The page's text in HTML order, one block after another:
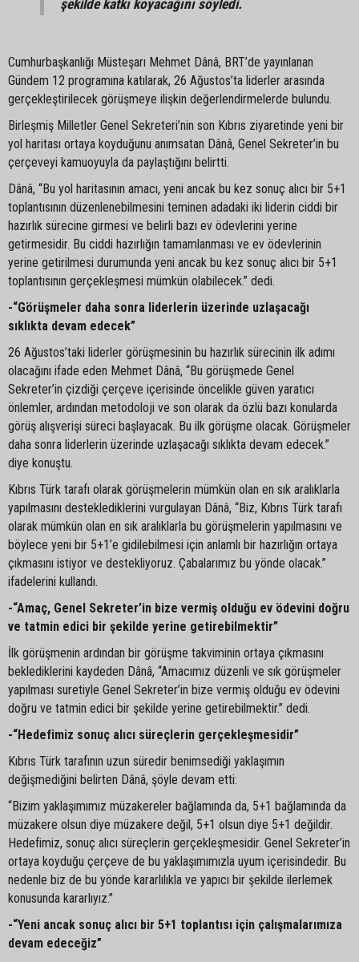
şekilde katkı koyacağını söyledi.
Cumhurbaşkanlığı Müsteşarı Mehmet Dânâ, BRT’de yayınlanan
Gündem 12 programına katılarak, 26 Ağustos’ta liderler arasında
gerçekleştirilecek görüşmeye ilişkin değerlendirmelerde bulundu.
Birleşmiş Milletler Genel Sekreteri’nin son Kıbrıs ziyaretinde yeni bir
yol haritası ortaya koyduğunu anımsatan Dânâ, Genel Sekreter’in bu
çerçeveyi kamuoyuyla da paylaştığını belirtti.
Dânâ, “Bu yol haritasının amacı, yeni ancak bu kez sonuç alıcı bir 5+1
toplantısının düzenlenebilmesini teminen adadaki iki liderin ciddi bir
hazırlık sürecine girmesi ve belirli bazı ev ödevlerini yerine
getirmesidir. Bu ciddi hazırlığın tamamlanması ve ev ödevlerinin
yerine getirilmesi durumunda yeni ancak bu kez sonuç alıcı bir 5+1
toplantısının gerçekleşmesi mümkün olabilecek.” dedi.
-“Görüşmeler daha sonra liderlerin üzerinde uzlaşacağı
sıklıkta devam edecek”
26 Ağustos’taki liderler görüşmesinin bu hazırlık sürecinin ilk adımı
olacağını ifade eden Mehmet Dânâ, “Bu görüşmede Genel
Sekreter’in çizdiği çerçeve içerisinde öncelikle güven yaratıcı
önlemler, ardından metodoloji ve son olarak da özlü bazı konularda
görüş alışverişi süreci başlayacak. Bu ilk görüşme olacak. Görüşmeler
daha sonra liderlerin üzerinde uzlaşacağı sıklıkta devam edecek.”
diye konuştu.
Kıbrıs Türk tarafı olarak görüşmelerin mümkün olan en sık aralıklarla
yapılmasını desteklediklerini vurgulayan Dânâ, “Biz, Kıbrıs Türk tarafı
olarak mümkün olan en sık aralıklarla bu görüşmelerin yapılmasını ve
böylece yeni bir 5+1’e gidilebilmesi için anlamlı bir hazırlığın ortaya
çıkmasını istiyor ve destekliyoruz. Çabalarımız bu yönde olacak.”
ifadelerini kullandı.
-“Amaç, Genel Sekreter’in bize vermiş olduğu ev ödevini doğru
ve tatmin edici bir şekilde yerine getirebilmektir”
İlk görüşmenin ardından bir görüşme takviminin ortaya çıkmasını
beklediklerini kaydeden Dânâ, “Amacımız düzenli ve sık görüşmeler
yapılması suretiyle Genel Sekreter’in bize vermiş olduğu ev ödevini
doğru ve tatmin edici bir şekilde yerine getirebilmektir.” dedi.
-“Hedefimiz sonuç alıcı süreçlerin gerçekleşmesidir”
Kıbrıs Türk tarafının uzun süredir benimsediği yaklaşımın
değişmediğini belirten Dânâ, şöyle devam etti:
“Bizim yaklaşımımız müzakereler bağlamında da, 5+1 bağlamında da
müzakere olsun diye müzakere değil, 5+1 olsun diye 5+1 değildir.
Hedefimiz, sonuç alıcı süreçlerin gerçekleşmesidir. Genel Sekreter’in
ortaya koyduğu çerçeve de bu yaklaşımımızla uyum içerisindedir. Bu
nedenle biz de bu yönde kararlılıkla ve yapıcı bir şekilde ilerlemek
konusunda kararlıyız.”
-“Yeni ancak sonuç alıcı bir 5+1 toplantısı için çalışmalarımıza
devam edeceğiz”